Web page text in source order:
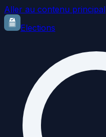
Aller au contenu principal
Elections